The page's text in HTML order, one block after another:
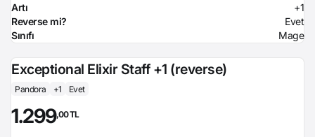
Artı
+1
Reverse mi?
Evet
Sınıfı
Mage
Exceptional Elixir Staff +1 (reverse)
Pandora +1 Evet
1.299,00 TL